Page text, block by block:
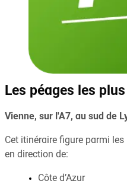
Les péages les
Vienne, sur l'A7, au sud de
Cet itinéraire figure parmi
en direction de:
Côte d’Azur